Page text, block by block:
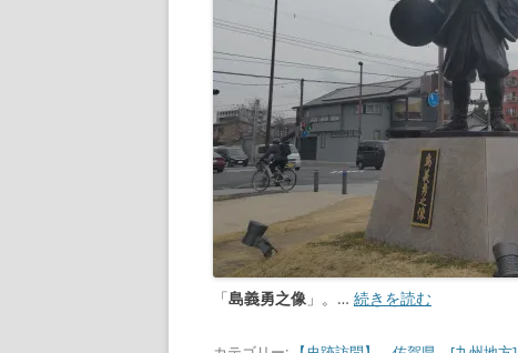
「島義勇之像 」。… 続きを読む